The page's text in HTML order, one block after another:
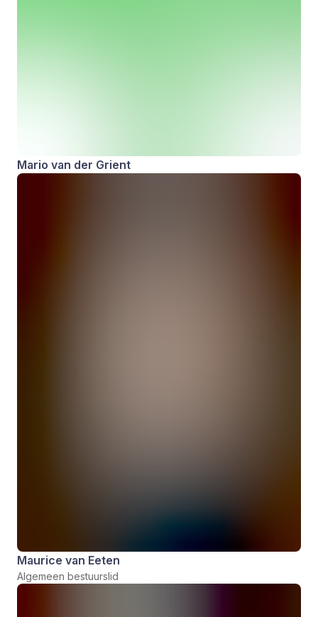
Mario van der Grient
Maurice van Eeten
Algemeen bestuurslid